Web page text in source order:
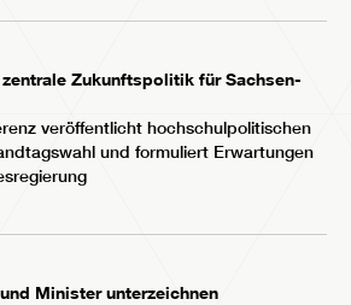
Zukunftspolitik für Sachsen-
veröffentlicht hochschulpolitischen
und formuliert Erwartungen
Minister unterzeichnen